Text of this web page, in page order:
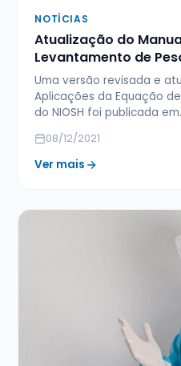
NOTÍCIAS
Atualização do
Levantamento de
Uma versão revisada e
Aplicações da Equação
do NIOSH foi publicada
08/12/2021
Ver mais